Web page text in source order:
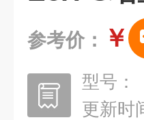
参考价： ￥
型号：
更新时